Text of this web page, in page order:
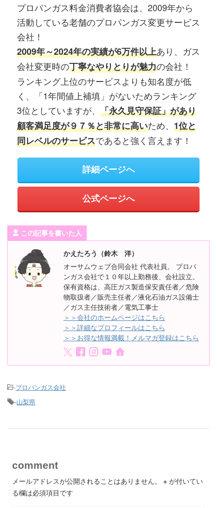
プロパンガス料金消費者協会は、2009年から
活動している老舗のプロパンガス変更サービス
会社！
2009年～2024年の実績が6万件以上あり、ガス
会社変更時の丁寧なやりとりが魅力の会社！
ランキング上位のサービスよりも知名度が低
く、「1年間値上補填」がないためランキング
3位としていますが、 「永久見守保証」があり
顧客満足度が９７％と非常に高いため、 1位と
同レベルのサービスであると強く言えます！
詳細ページへ
公式ページへ
この記事を書いた人
かえたろう（鈴木 洋）
オーサムウェブ合同会社 代表社員。 プロパ
ンガス会社で１０年以上勤務後、会社設立。
保有資格は、高圧ガス製造保安責任者／危険
物取扱者／販売主任者／液化石油ガス設備士
／ガス主任技術者／電気工事士
＞＞会社のホームページはこちら
＞＞詳細なプロフィールはこちら
＞＞お得な情報満載！メルマガ登録はこちら
-プロパンガス会社
-山梨県
comment
メールアドレスが公開されることはありません。 ※ が付いてい
る欄は必須項目です